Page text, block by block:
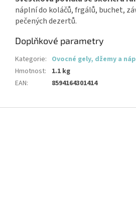
náplní do koláčů, frgálů, buchet,
pečených dezertů.
Doplňkové parametry
Kategorie: Ovocné gely, džemy a
Hmotnost:
1.1 kg
EAN: 8594164301414